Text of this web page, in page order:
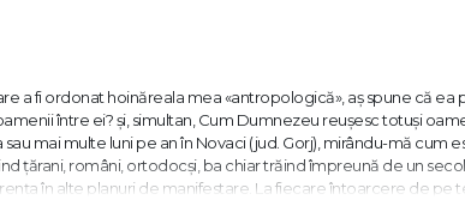
a fi ordonat hoinăreala mea «antropologică», aş spune că
între ei? şi, simultan, Cum Dumnezeu reuşesc totuşi
mai multe luni pe an în Novaci (jud. Gorj), mirându-mă cum
ţărani, români, ortodocşi, ba chiar trăind împreună de un
în alte planuri de manifestare. La fiecare întoarcere de pe